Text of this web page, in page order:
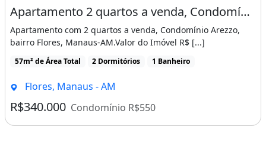
Apartamento 2 quartos a venda, Condomínio Arezzo, bairro Flores, Manaus-AM
Apartamento com 2 quartos a venda, Condomínio Arezzo,
bairro Flores, Manaus-AM.Valor do Imóvel R$ [...]
57m² de Área Total 2 Dormitórios 1 Banheiro
Flores, Manaus - AM
R$340.000 Condomínio R$550